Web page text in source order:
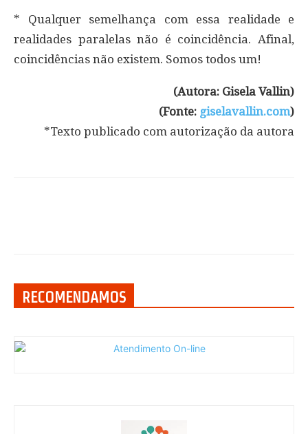
* Qualquer semelhança com essa realidade e
realidades paralelas não é coincidência. Afinal,
coincidências não existem. Somos todos um!
(Autora: Gisela Vallin)
(Fonte: giselavallin.com)
*Texto publicado com autorização da autora
RECOMENDAMOS